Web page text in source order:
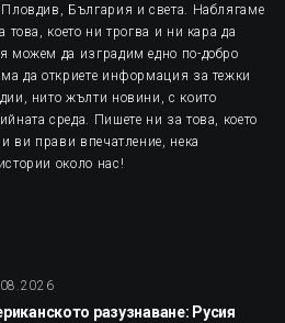
България и света. Наблягаме
това, което ни трогва и ни кара да
можем да изградим едно по-добро
да откриете информация за тежки
нито жълти новини, с които
среда. Пишете ни за това, което
ви прави впечатление, нека
около нас!
разузнаване: Русия